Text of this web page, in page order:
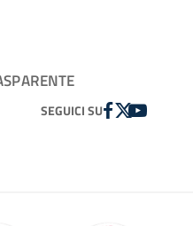
SEGUICI SUFACEBOOK
TWITTER
YOUTUBE